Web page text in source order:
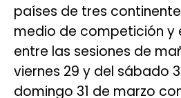
países de tres
medio de competición y
entre las sesiones de
viernes 29 y del sábado
domingo 31 de marzo